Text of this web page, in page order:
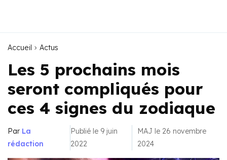
Accueil Actus
Les 5 prochains mois
seront compliqués pour
ces 4 signes du zodiaque
Par La
rédaction
Publié le 9 juin
2022
MAJ le 26 novembre
2024